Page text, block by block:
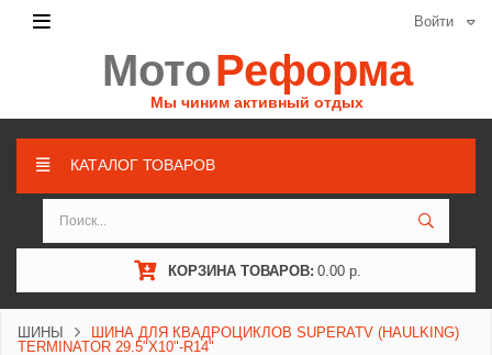
Войти
МотоРеформа
Мы чиним активный отдых
КАТАЛОГ ТОВАРОВ
КОРЗИНА ТОВАРОВ: 0.00 р.
ШИНЫ
ШИНА ДЛЯ КВАДРОЦИКЛОВ SUPERATV (HAULKING)
TERMINATOR 29.5"X10"-R14"